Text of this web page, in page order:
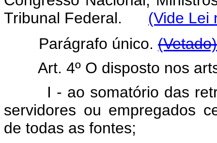
Tribunal Federal. (Vide Lei
Parágrafo único. (Vetado)
Art. 4º O disposto nos
I - ao somatório das
servidores ou empregados
de todas as fontes;